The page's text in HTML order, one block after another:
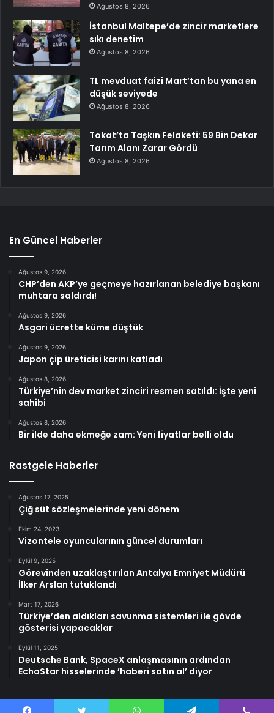
Ağustos 8, 2026
İstanbul Maltepe’de zincir marketlere
sıkı denetim
Ağustos 8, 2026
TL mevduat faizi Mart’tan bu yana en
düşük seviyede
Ağustos 8, 2026
Tokat’ta Taşkın Felaketi: 59 Bin Dekar
Tarım Alanı Zarar Gördü
Ağustos 8, 2026
En Güncel Haberler
Ağustos 9, 2026
CHP’den AKP’ye geçmeye hazırlanan belediye başkanı
muhtara saldırdı!
Ağustos 9, 2026
Asgari ücrette küme düştük
Ağustos 9, 2026
Japon çip üreticisi karını katladı
Ağustos 8, 2026
Türkiye’nin dev market zinciri resmen satıldı: İşte yeni
sahibi
Ağustos 8, 2026
Bir ilde daha ekmeğe zam: Yeni fiyatlar belli oldu
Rastgele Haberler
Ağustos 17, 2025
Çiğ süt sözleşmelerinde yeni dönem
Ekim 24, 2023
Vizontele oyuncularının güncel durumları
Eylül 9, 2025
Görevinden uzaklaştırılan Antalya Emniyet Müdürü
İlker Arslan tutuklandı
Mart 17, 2026
Türkiye’den aldıkları savunma sistemleri ile gövde
gösterisi yapacaklar
Eylül 11, 2025
Deutsche Bank, SpaceX anlaşmasının ardından
EchoStar hisselerinde ’haberi satın al’ diyor